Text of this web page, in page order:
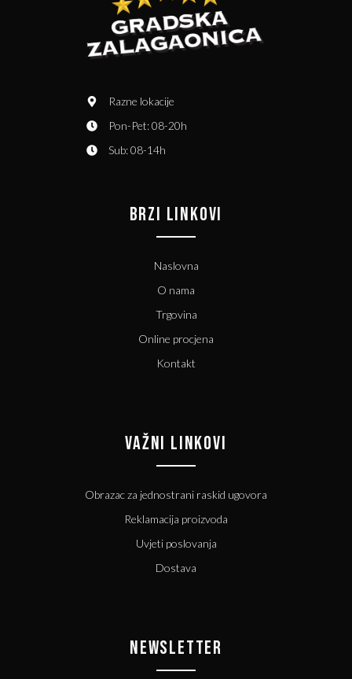
Razne lokacije
Pon-Pet: 08-20h
Sub: 08-14h
BRZI LINKOVI
Naslovna
O nama
Trgovina
Online procjena
Kontakt
VAŽNI LINKOVI
Obrazac za jednostrani raskid ugovora
Reklamacija proizvoda
Uvjeti poslovanja
Dostava
NEWSLETTER